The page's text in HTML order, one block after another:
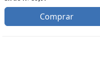
Comprar